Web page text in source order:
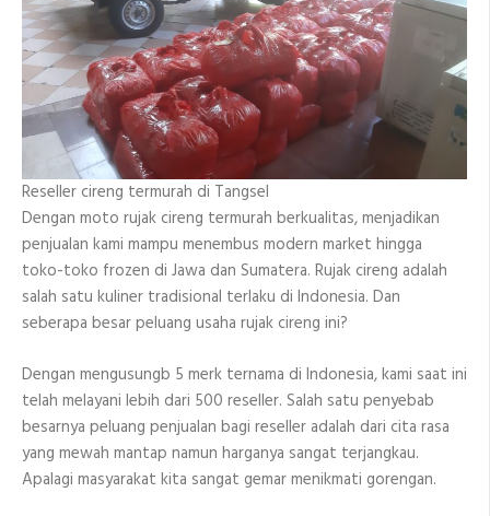
Reseller cireng termurah di Tangsel
Dengan moto rujak cireng termurah berkualitas, menjadikan
penjualan kami mampu menembus modern market hingga
toko-toko frozen di Jawa dan Sumatera. Rujak cireng adalah
salah satu kuliner tradisional terlaku di Indonesia. Dan
seberapa besar peluang usaha rujak cireng ini?
Dengan mengusungb 5 merk ternama di Indonesia, kami saat ini
telah melayani lebih dari 500 reseller. Salah satu penyebab
besarnya peluang penjualan bagi reseller adalah dari cita rasa
yang mewah mantap namun harganya sangat terjangkau.
Apalagi masyarakat kita sangat gemar menikmati gorengan.